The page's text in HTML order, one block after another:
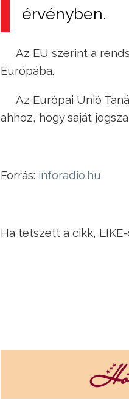
érvényben.
Az EU szerint a
Európába.
Az Európai Unió
ahhoz, hogy saját
Forrás: inforadio.hu
Ha tetszett a cikk,